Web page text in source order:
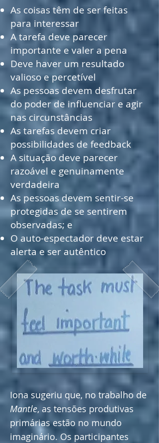
As coisas têm de ser feitas
para interessar
A tarefa deve parecer
importante e valer a pena
Deve haver um resultado
valioso e percetível
As pessoas devem desfrutar
do poder de influenciar e agir
nas circunstâncias
As tarefas devem criar
possibilidades de feedback
A situação deve parecer
razoável e genuinamente
verdadeira
As pessoas devem sentir-se
protegidas de se sentirem
observadas; e
O auto-espectador deve estar
alerta e ser autêntico
Iona sugeriu que, no trabalho de
Mantle, as tensões produtivas
primárias estão no mundo
imaginário. Os participantes